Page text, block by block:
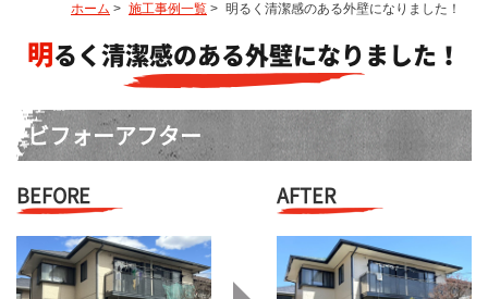
ホーム > 施工事例一覧 > 明るく清潔感のある外壁になりました！
明るく清潔感のある外壁になりました！
ビフォーアフター
AFTER
BEFORE